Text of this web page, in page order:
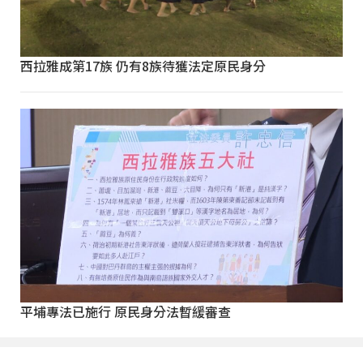
西拉雅成第17族 仍有8族待獲法定原民身分
平埔專法已施行 原民身分法暫緩審查